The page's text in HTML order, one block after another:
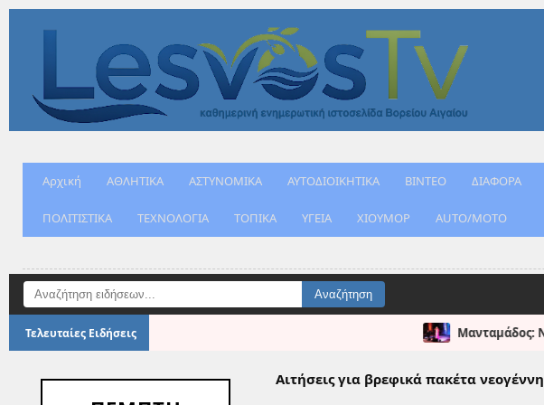
Αρχική ΑΘΛΗΤΙΚΑ ΑΣΤΥΝΟΜΙΚΑ ΑΥΤΟΔΙΟΙΚΗΤΙΚΑ ΒΙΝΤΕΟ ΔΙΑΦΟΡΑ
ΠΟΛΙΤΙΣΤΙΚΑ ΤΕΧΝΟΛΟΓΙΑ ΤΟΠΙΚΑ ΥΓΕΙΑ ΧΙΟΥΜΟΡ AUTO/MOTO
Τελευταίες Ειδήσεις Μανταμάδος: Νύχτα
Αιτήσεις για βρεφικά πακέτα